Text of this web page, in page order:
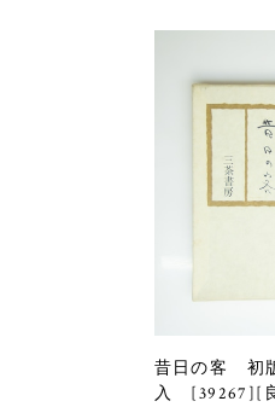
昔日の客 初
入 [39267][